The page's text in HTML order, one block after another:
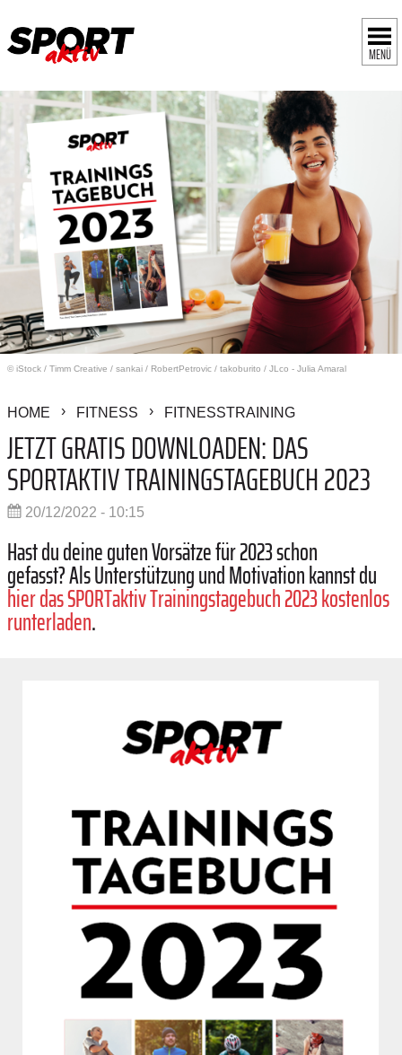
MENÜ
© iStock / Timm Creative / sankai / RobertPetrovic / takoburito / JLco - Julia Amaral
HOME FITNESS FITNESSTRAINING
JETZT GRATIS DOWNLOADEN: DAS
SPORTAKTIV TRAININGSTAGEBUCH 2023
20/12/2022 - 10:15
Hast du deine guten Vorsätze für 2023 schon
gefasst? Als Unterstützung und Motivation kannst du
hier das SPORTaktiv Trainingstagebuch 2023 kostenlos
runterladen.